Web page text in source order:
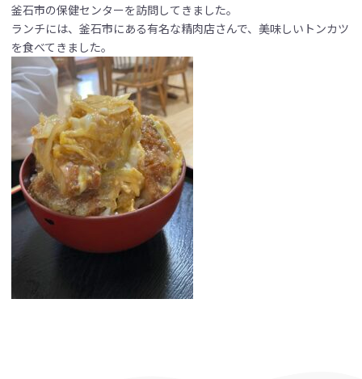
釜石市の保健センターを訪問してきました。
ランチには、釜石市にある有名な精肉店さんで、美味しいトンカツ
を食べてきました。